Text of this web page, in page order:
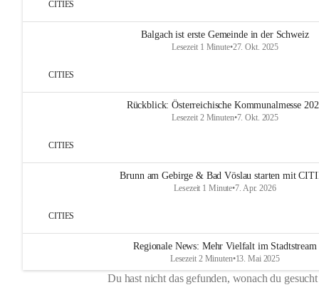
CITIES
Balgach ist erste Gemeinde in der Schweiz
Lesezeit 1 Minute•27. Okt. 2025
CITIES
Rückblick: Österreichische Kommunalmesse
Lesezeit 2 Minuten•7. Okt. 2025
CITIES
Brunn am Gebirge & Bad Vöslau starten mit
Lesezeit 1 Minute•7. Apr. 2026
CITIES
Regionale News: Mehr Vielfalt im Stadtstream
Lesezeit 2 Minuten•13. Mai 2025
Du hast nicht das gefunden, wonach du gesucht